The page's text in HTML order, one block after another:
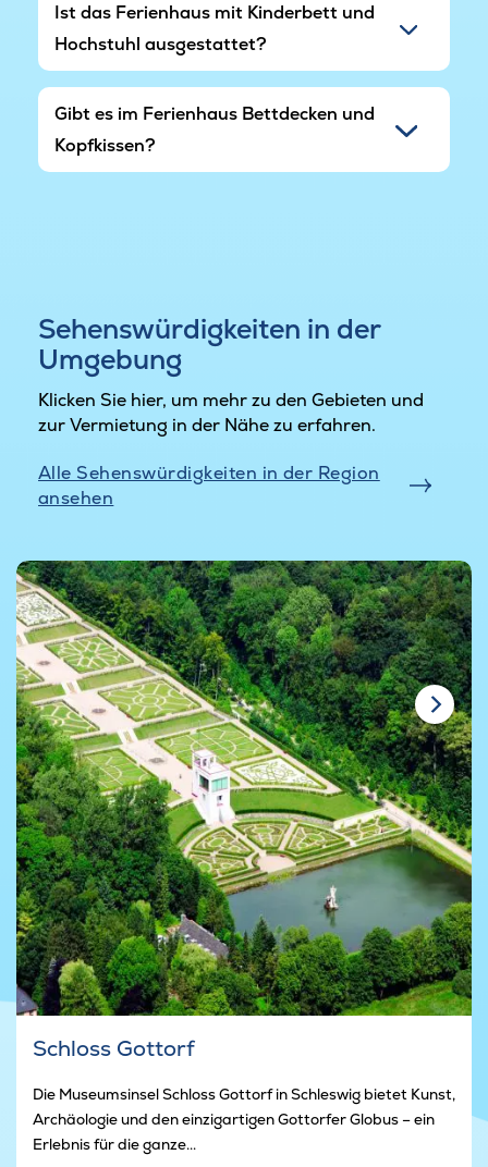
einen großen Spielplatz.
Ist das Ferienhaus mit Kinderbett und
Hochstuhl ausgestattet?
Gibt es im Ferienhaus Bettdecken und
Kopfkissen?
Sehenswürdigkeiten in der
Umgebung
Klicken Sie hier, um mehr zu den Gebieten und
zur Vermietung in der Nähe zu erfahren.
Alle Sehenswürdigkeiten in der Region
ansehen
Schloss Gottorf
Die Museumsinsel Schloss Gottorf in Schleswig bietet Kunst,
Archäologie und den einzigartigen Gottorfer Globus – ein
Erlebnis für die ganze...